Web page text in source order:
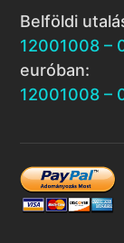
Belföldi
12001008 –
euróban:
12001008 –